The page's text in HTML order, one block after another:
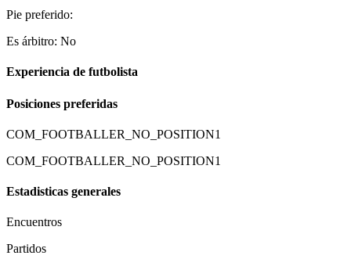
Pie preferido:
Es árbitro: No
Experiencia de futbolista
Posiciones preferidas
COM_FOOTBALLER_NO_POSITION1
COM_FOOTBALLER_NO_POSITION1
Estadisticas generales
Encuentros
Partidos